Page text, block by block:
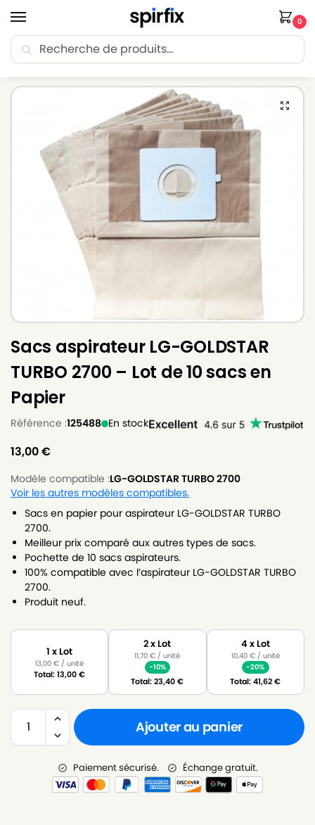
0
🚚 Livraison Point Relais offerte dès 30€ d’achat.
Sacs aspirateur LG-GOLDSTAR
TURBO 2700 – Lot de 10 sacs en
Papier
Référence :125488 En stock
13,00€
Modèle compatible :LG-GOLDSTAR TURBO 2700
Voir les autres modèles compatibles.
Sacs en papier pour aspirateur LG-GOLDSTAR TURBO
2700.
Meilleur prix comparé aux autres types de sacs.
Pochette de 10 sacs aspirateurs.
100% compatible avec l’aspirateur LG-GOLDSTAR TURBO
2700.
Produit neuf.
1 x Lot
13,00€ / unité
Total:13,00€
2 x Lot
11,70€ / unité
-10%
Total:23,40€
4 x Lot
10,40 €/ unité
-20%
Total:41,62€
Ajouter au panier
Paiement sécurisé. Échange gratuit.